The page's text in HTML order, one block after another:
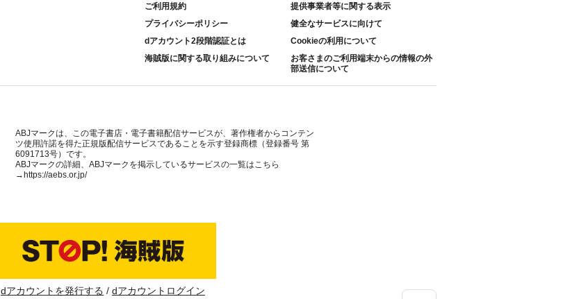
ご利用規約
提供事業者等に関する表示
プライバシーポリシー
健全なサービスに向けて
dアカウント2段階認証とは
Cookieの利用について
海賊版に関する取り組みについて
お客さまのご利用端末からの情報の外
部送信について
ABJマークは、この電子書店・電子書籍配信サービスが、著作権者からコンテン
ツ使用許諾を得た正規版配信サービスであることを示す登録商標（登録番号 第
6091713号）です。
ABJマークの詳細、ABJマークを掲示しているサービスの一覧はこちら
→https://aebs.or.jp/
dアカウントを発行する dアカウントログイン